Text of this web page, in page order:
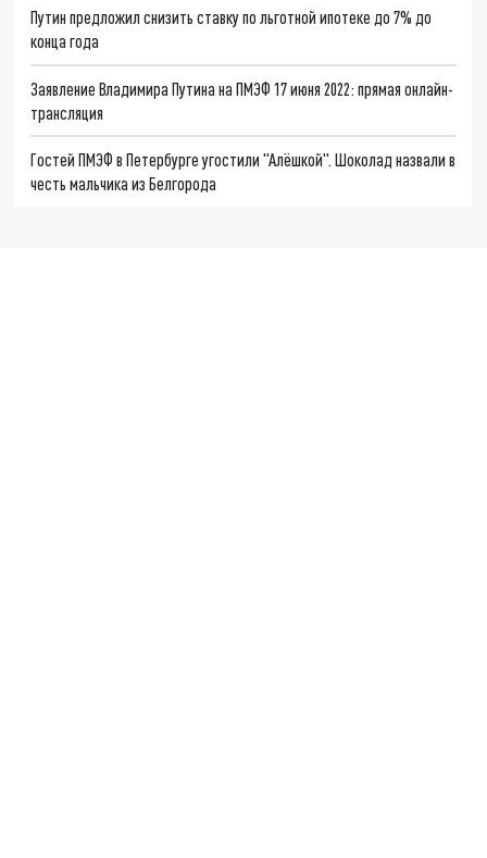
Путин предложил снизить ставку по льготной ипотеке до 7% до
конца года
Заявление Владимира Путина на ПМЭФ 17 июня 2022: прямая онлайн-
трансляция
Гостей ПМЭФ в Петербурге угостили "Алёшкой". Шоколад назвали в
честь мальчика из Белгорода